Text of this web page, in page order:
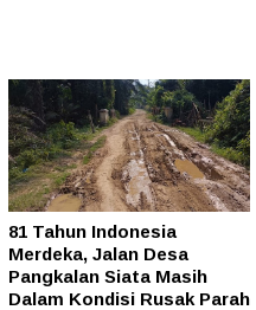
81 Tahun Indonesia
Merdeka, Jalan Desa
Pangkalan Siata Masih
Dalam Kondisi Rusak Parah